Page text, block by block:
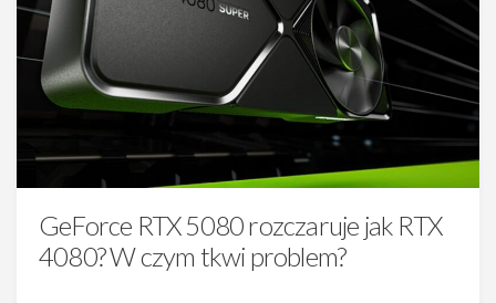
GeForce RTX 5080 rozczaruje jak RTX
4080? W czym tkwi problem?